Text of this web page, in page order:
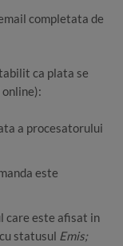
completata de
ca plata se
a procesatorului
este
care este afisat in
cu statusul Emis;